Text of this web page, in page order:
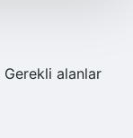
Gerekli alanlar